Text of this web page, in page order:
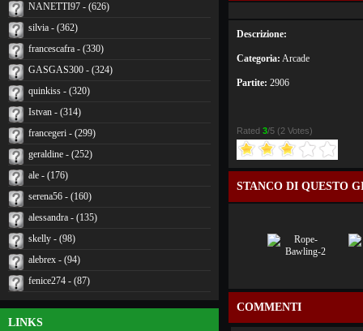
NANETTI97 - (626)
silvia - (362)
francescafra - (330)
GASGAS300 - (324)
quinkiss - (320)
Istvan - (314)
francegeri - (299)
geraldine - (252)
ale - (176)
serena56 - (160)
alessandra - (135)
skelly - (98)
alebrex - (94)
fenice274 - (87)
LINKS
Descrizione:
Categoria: Arcade
Partite: 2906
Rated 3/5 (2 Votes)
STANCO DI QUESTO
COMMENTI